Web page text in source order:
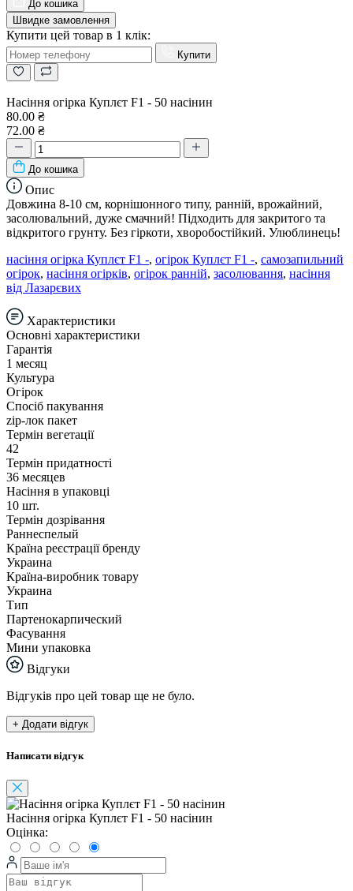
До кошика
Швидке замовлення
Купити цей товар в 1 клік:
Купити
Насіння огірка Куплєт F1 - 50 насінин
80.00 ₴
72.00 ₴
До кошика
Опис
Довжина 8-10 см, корнішонного типу, ранній, врожайний,
засолювальний, дуже смачний! Підходить для закритого та
відкритого грунту. Без гіркоти, хворобостійкий. Улюблинець!
насіння огірка Куплєт F1 -, огірок Куплєт F1 -, самозапильний
огірок, насіння огірків, огірок ранній, засолювання, насіння
від Лазарєвих
Характеристики
Основні характеристики
Гарантія
1 месяц
Культура
Огірок
Спосіб пакування
zip-лок пакет
Термін вегетації
42
Термін придатності
36 месяцев
Насіння в упаковці
10 шт.
Термін дозрівання
Раннеспелый
Країна реєстрації бренду
Украина
Країна-виробник товару
Украина
Тип
Партенокарпический
Фасування
Мини упаковка
Відгуки
Відгуків про цей товар ще не було.
+ Додати відгук
Написати відгук
Насіння огірка Куплєт F1 - 50 насінин
Оцінка: